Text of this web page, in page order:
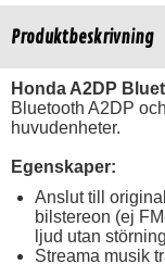
Produktbeskrivning
Honda A2DP
Bluetooth A2DP
huvudenheter.
Egenskaper:
Anslut till
bilstereon (ej
ljud utan
Streama musik